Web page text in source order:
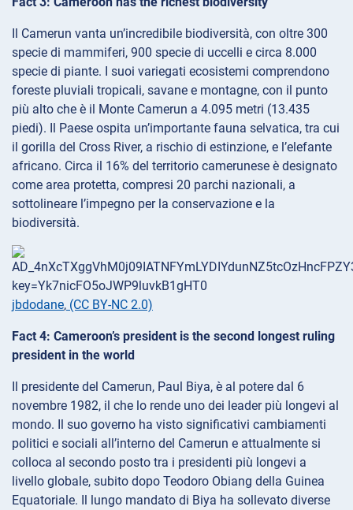
Il Camerun vanta un’incredibile biodiversità, con oltre 300
specie di mammiferi, 900 specie di uccelli e circa 8.000
specie di piante. I suoi variegati ecosistemi comprendono
foreste pluviali tropicali, savane e montagne, con il punto
più alto che è il Monte Camerun a 4.095 metri (13.435
piedi). Il Paese ospita un’importante fauna selvatica, tra cui
il gorilla del Cross River, a rischio di estinzione, e l’elefante
africano. Circa il 16% del territorio camerunese è designato
come area protetta, compresi 20 parchi nazionali, a
sottolineare l’impegno per la conservazione e la
biodiversità.
jbdodane, (CC BY-NC 2.0)
Fact 4: Cameroon’s president is the second longest ruling
president in the world
Il presidente del Camerun, Paul Biya, è al potere dal 6
novembre 1982, il che lo rende uno dei leader più longevi al
mondo. Il suo governo ha visto significativi cambiamenti
politici e sociali all’interno del Camerun e attualmente si
colloca al secondo posto tra i presidenti più longevi a
livello globale, subito dopo Teodoro Obiang della Guinea
Equatoriale. Il lungo mandato di Biya ha sollevato diverse